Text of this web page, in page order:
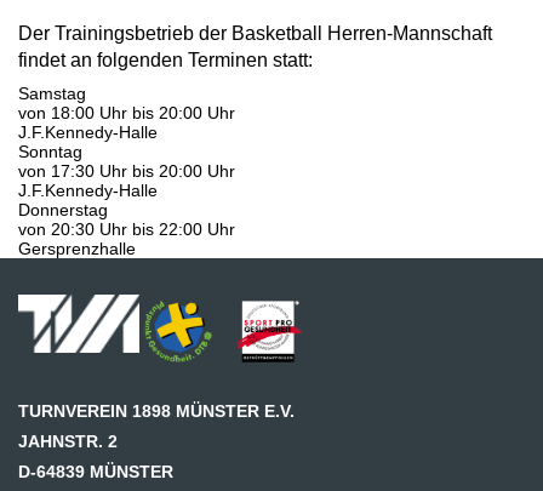
Der Trainingsbetrieb der Basketball Herren-Mannschaft
findet an folgenden Terminen statt:
Samstag
von 18:00 Uhr bis 20:00 Uhr
J.F.Kennedy-Halle
Sonntag
von 17:30 Uhr bis 20:00 Uhr
J.F.Kennedy-Halle
Donnerstag
von 20:30 Uhr bis 22:00 Uhr
Gersprenzhalle
TURNVEREIN 1898 MÜNSTER E.V.
JAHNSTR. 2
D-64839 MÜNSTER